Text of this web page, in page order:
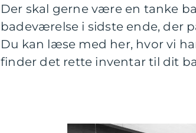
Der skal gerne være en tanke
badeværelse i sidste ende, der
Du kan læse med her, hvor vi
finder det rette inventar til dit